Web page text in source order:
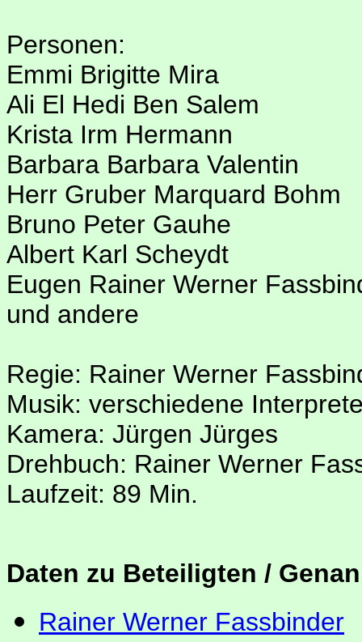
Personen:
Emmi Brigitte Mira
Ali El Hedi Ben Salem
Krista Irm Hermann
Barbara Barbara Valentin
Herr Gruber Marquard Bohm
Bruno Peter Gauhe
Albert Karl Scheydt
Eugen Rainer Werner
und andere
Regie: Rainer Werner
Musik: verschiedene
Kamera: Jürgen Jürges
Drehbuch: Rainer Werner
Laufzeit: 89 Min.
Daten zu Beteiligten /
Rainer Werner Fassbinder